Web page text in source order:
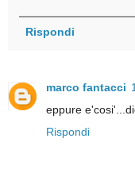
Rispondi
marco fantacci
eppure
Rispondi